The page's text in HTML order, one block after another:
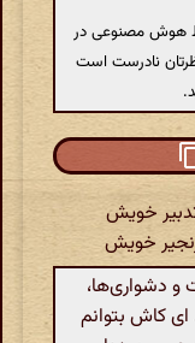
هوش مصنوعی در
نادرست است
خویش
خویش
دشواری‌ها،
ای کاش بتوانم